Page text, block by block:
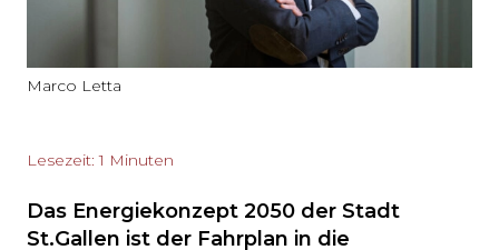
Marco Letta
Lesezeit: 1 Minuten
Das Energiekonzept 2050 der Stadt
St.Gallen ist der Fahrplan in die